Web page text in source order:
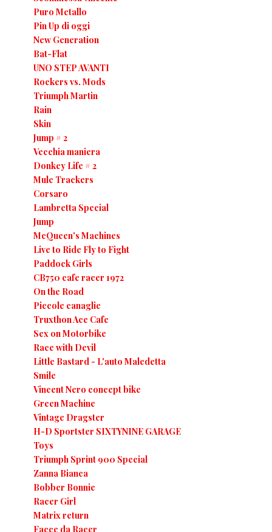
Puro Metallo
Pin Up di oggi
New Generation
Bat-Flat
UNO STEP AVANTI
Rockers vs. Mods
Triumph Martin
Rain
Skin
Jump # 2
Vecchia maniera
Donkey Life # 2
Mule Trackers
Corsaro
Lambretta Special
Jump
McQueen's Machines
Live to Ride Fly to Fight
Paddock Girls
CB750 cafe racer 1972
On the Road
Piccole canaglie
Truxthon Ace Cafe
Sex on Motorbike
Race with Devil
Little Bastard - L'auto Maledetta
Smile
Vincent Nero concept bike
Green Machine
Vintage Dragster
H-D Sportster SIXTYNINE GARAGE
Toys
Triumph Sprint 900 Special
Zanna Bianca
Bobber Bonnie
Racer Girl
Matrix return
Facce da Racer